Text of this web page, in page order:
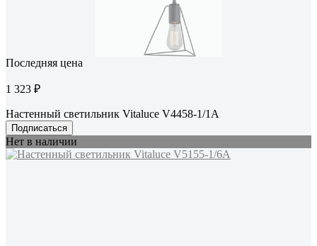
Последняя цена
1 323 ₽
Настенный светильник Vitaluce V4458-1/1A
Подписаться
Нет в наличии